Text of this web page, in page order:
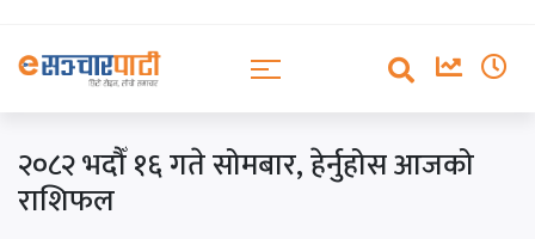
२०८२ भदौँ १६ गते सोमबार, हेर्नुहोस आजको
राशिफल